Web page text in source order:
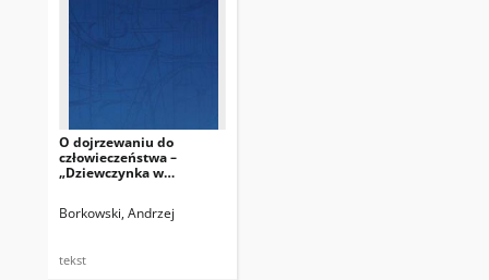
O dojrzewaniu do
człowieczeństwa –
„Dziewczynka w
ciemności” Agnieszki
Borkowski, Andrzej
tekst